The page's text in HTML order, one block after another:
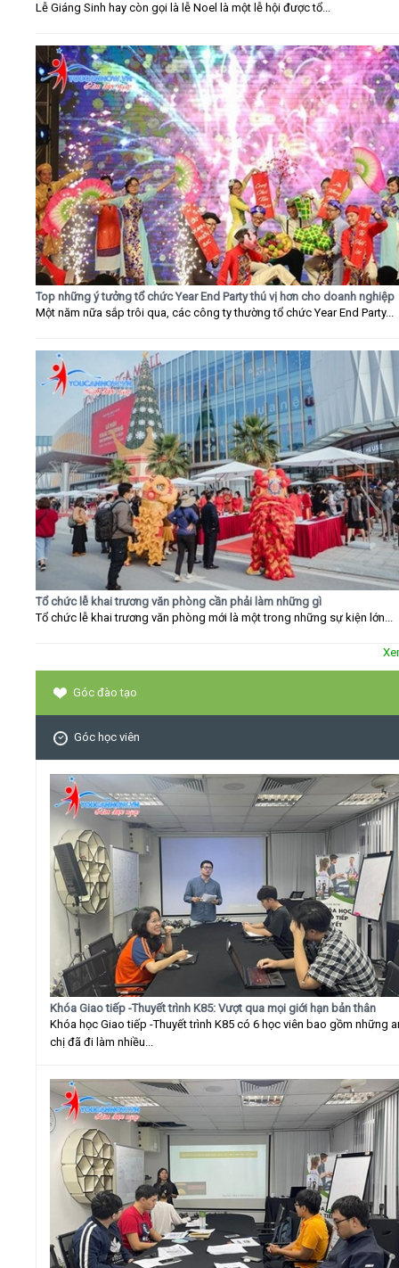
Lễ Giáng Sinh hay còn gọi là lễ Noel là một lễ hội được tổ...
Top những ý tưởng tổ chức Year End Party thú vị hơn cho doanh nghiệp
Một năm nữa sắp trôi qua, các công ty thường tổ chức Year End Party...
Tổ chức lễ khai trương văn phòng cần phải làm những gì
Tổ chức lễ khai trương văn phòng mới là một trong những sự kiện lớn...
Góc đào tạo
Góc học viên
Khóa Giao tiếp -Thuyết trình K85: Vượt qua mọi giới hạn bản thân
Khóa học Giao tiếp -Thuyết trình K85 có 6 học viên bao gồm những
chị đã đi làm nhiều...